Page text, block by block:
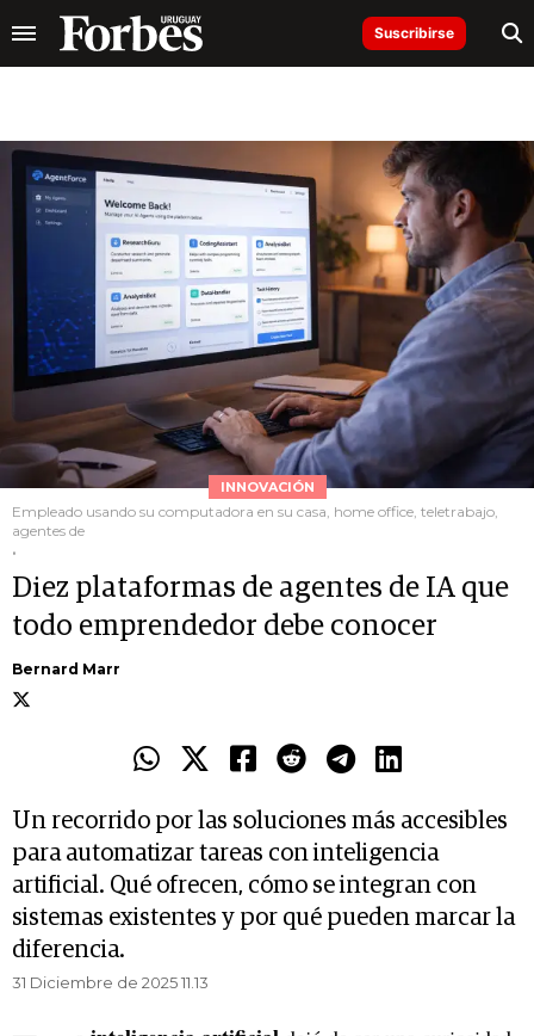
Suscribirse
INNOVACIÓN
Empleado usando su computadora en su casa, home office, teletrabajo,
agentes de
.
Diez plataformas de agentes de IA que
todo emprendedor debe conocer
Bernard Marr
Un recorrido por las soluciones más accesibles
para automatizar tareas con inteligencia
artificial. Qué ofrecen, cómo se integran con
sistemas existentes y por qué pueden marcar la
diferencia.
31 Diciembre de 2025 11.13